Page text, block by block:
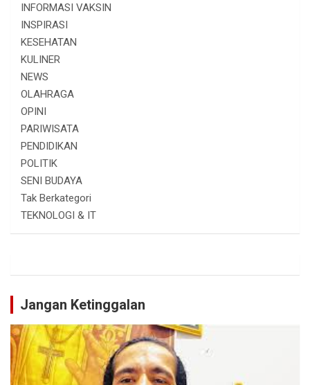
INFORMASI VAKSIN
INSPIRASI
KESEHATAN
KULINER
NEWS
OLAHRAGA
OPINI
PARIWISATA
PENDIDIKAN
POLITIK
SENI BUDAYA
Tak Berkategori
TEKNOLOGI & IT
Jangan Ketinggalan